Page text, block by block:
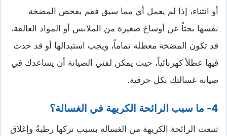
أو انثناء، إذا لم يعمل أي مما سبق فقم بفحص المضخة
نفسها بحثاً عن أوساخ صغيرة من الملابس أو المواد العالقة،
قد تكون المضخة معطلة تماماً، ويجب استبدالها أو قد حدث
فيها عطلاً كهربائياً، حيث يمكن لفني الصيانة أن يساعدك في
صيانة غسالتك بكل حرفية.
4- ما سبب الرائحة الكريهة في الغسالة؟
تنبعث الرائحة الكريهة من الغسالة بسبب تركها رطبةً وإغلاق